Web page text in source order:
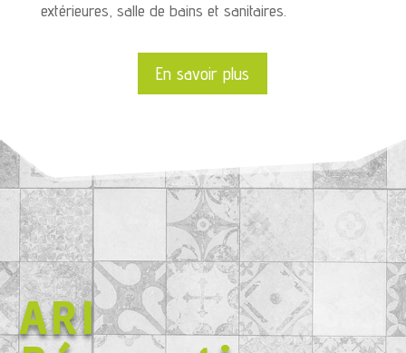
extérieures, salle de bains et sanitaires.
En savoir plus
ARI